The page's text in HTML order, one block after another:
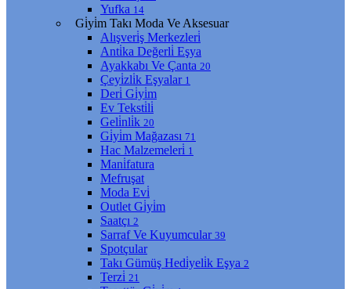
Yufka 14
Gi̇yi̇m Takı Moda Ve Aksesuar
Alışveri̇ş Merkezleri̇
Anti̇ka Değerli̇ Eşya
Ayakkabı Ve Çanta 20
Çeyi̇zli̇k Eşyalar 1
Deri̇ Gi̇yi̇m
Ev Teksti̇li̇
Geli̇nli̇k 20
Gi̇yi̇m Mağazası 71
Hac Malzemeleri̇ 1
Mani̇fatura
Mefruşat
Moda Evi̇
Outlet Gi̇yi̇m
Saatçı 2
Sarraf Ve Kuyumcular 39
Spotçular
Takı Gümüş Hedi̇yeli̇k Eşya 2
Terzi̇ 21